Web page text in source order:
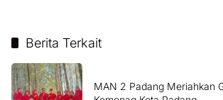
Berita Terkait
MAN 2 Padang Meriahkan